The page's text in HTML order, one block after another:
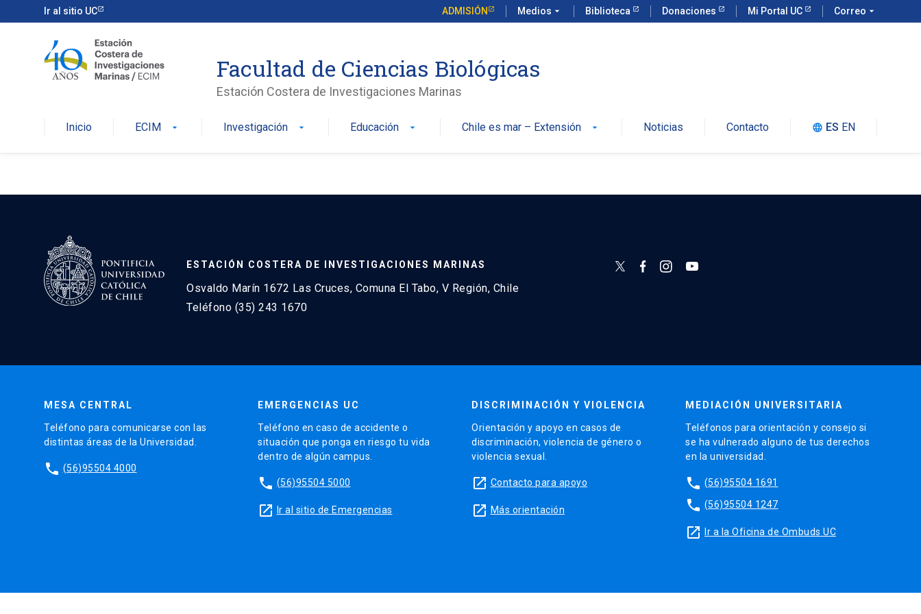
Ir al sitio UC ADMISIÓN Medios arrow_drop_down Biblioteca Donaciones Mi Portal UC Correo arrow_drop_down
Facultad de Ciencias Biológicas
Estación Costera de Investigaciones Marinas
Inicio ECIM arrow_drop_down Investigación arrow_drop_down Educación arrow_drop_down Chile es mar – Extensión arrow_drop_down Noticias Contacto language ES EN
ESTACIÓN COSTERA DE INVESTIGACIONES MARINAS
Osvaldo Marín 1672 Las Cruces, Comuna El Tabo, V Región, Chile
Teléfono (35) 243 1670
MESA CENTRAL
Teléfono para comunicarse con las
distintas áreas de la Universidad.
phone (56)95504 4000
EMERGENCIAS UC
Teléfono en caso de accidente o
situación que ponga en riesgo tu vida
dentro de algún campus.
phone (56)95504 5000
launch Ir al sitio de Emergencias
DISCRIMINACIÓN Y VIOLENCIA
Orientación y apoyo en casos de
discriminación, violencia de género o
violencia sexual.
launch Contacto para apoyo
launch Más orientación
MEDIACIÓN UNIVERSITARIA
Teléfonos para orientación y consejo si
se ha vulnerado alguno de tus derechos
en la universidad.
phone (56)95504 1691
phone (56)95504 1247
launch Ir a la Oficina de Ombuds UC